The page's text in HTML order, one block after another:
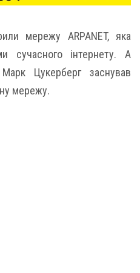
мережу ARPANET, яка
сучасного інтернету. А
Цукерберг заснував
мережу.